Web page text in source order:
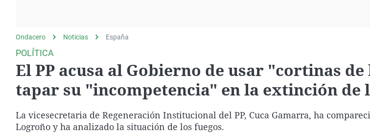
Como el perro y elEquipo de investigación
Negra
País Vasco
Ondacero Noticias España
POLÍTICA
El PP acusa al Gobierno de usar "cortinas
tapar su "incompetencia" en la extinción de
La vicesecretaria de Regeneración Institucional del PP, Cuca Gamarra, ha
Logroño y ha analizado la situación de los fuegos.